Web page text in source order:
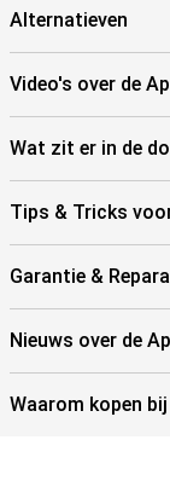
Alternatieven
Video's over de
Wat zit er in de
Tips & Tricks
Garantie &
Nieuws over de
Waarom kopen